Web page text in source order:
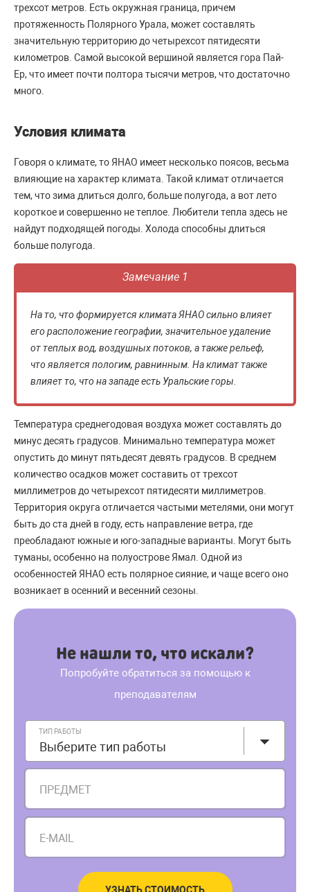
трехсот метров. Есть окружная граница, причем
протяженность Полярного Урала, может составлять
значительную территорию до четырехсот пятидесяти
километров. Самой высокой вершиной является гора Пай-
Ер, что имеет почти полтора тысячи метров, что достаточно
много.
Условия климата
Говоря о климате, то ЯНАО имеет несколько поясов, весьма
влияющие на характер климата. Такой климат отличается
тем, что зима длиться долго, больше полугода, а вот лето
короткое и совершенно не теплое. Любители тепла здесь не
найдут подходящей погоды. Холода способны длиться
больше полугода.
Замечание 1
На то, что формируется климата ЯНАО сильно влияет
его расположение географии, значительное удаление
от теплых вод, воздушных потоков, а также рельеф,
что является пологим, равнинным. На климат также
влияет то, что на западе есть Уральские горы.
Температура среднегодовая воздуха может составлять до
минус десять градусов. Минимально температура может
опустить до минут пятьдесят девять градусов. В среднем
количество осадков может составить от трехсот
миллиметров до четырехсот пятидесяти миллиметров.
Территория округа отличается частыми метелями, они могут
быть до ста дней в году, есть направление ветра, где
преобладают южные и юго-западные варианты. Могут быть
туманы, особенно на полуострове Ямал. Одной из
особенностей ЯНАО есть полярное сияние, и чаще всего оно
возникает в осенний и весенний сезоны.
Не нашли то, что искали?
Попробуйте обратиться за помощью к
преподавателям
ТИП РАБОТЫ
Выберите тип работы
ПРЕДМЕТ
E-MAIL